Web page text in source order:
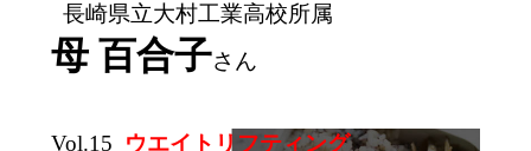
長崎県立大村工業高校所属
母 百合子さん
Vol.15 ウエイトリフティング